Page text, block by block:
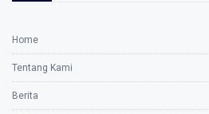
Home
Tentang Kami
Berita